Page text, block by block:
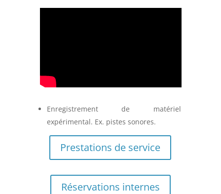
Enregistrement de matériel
expérimental. Ex. pistes sonores.
Prestations de service
Réservations internes